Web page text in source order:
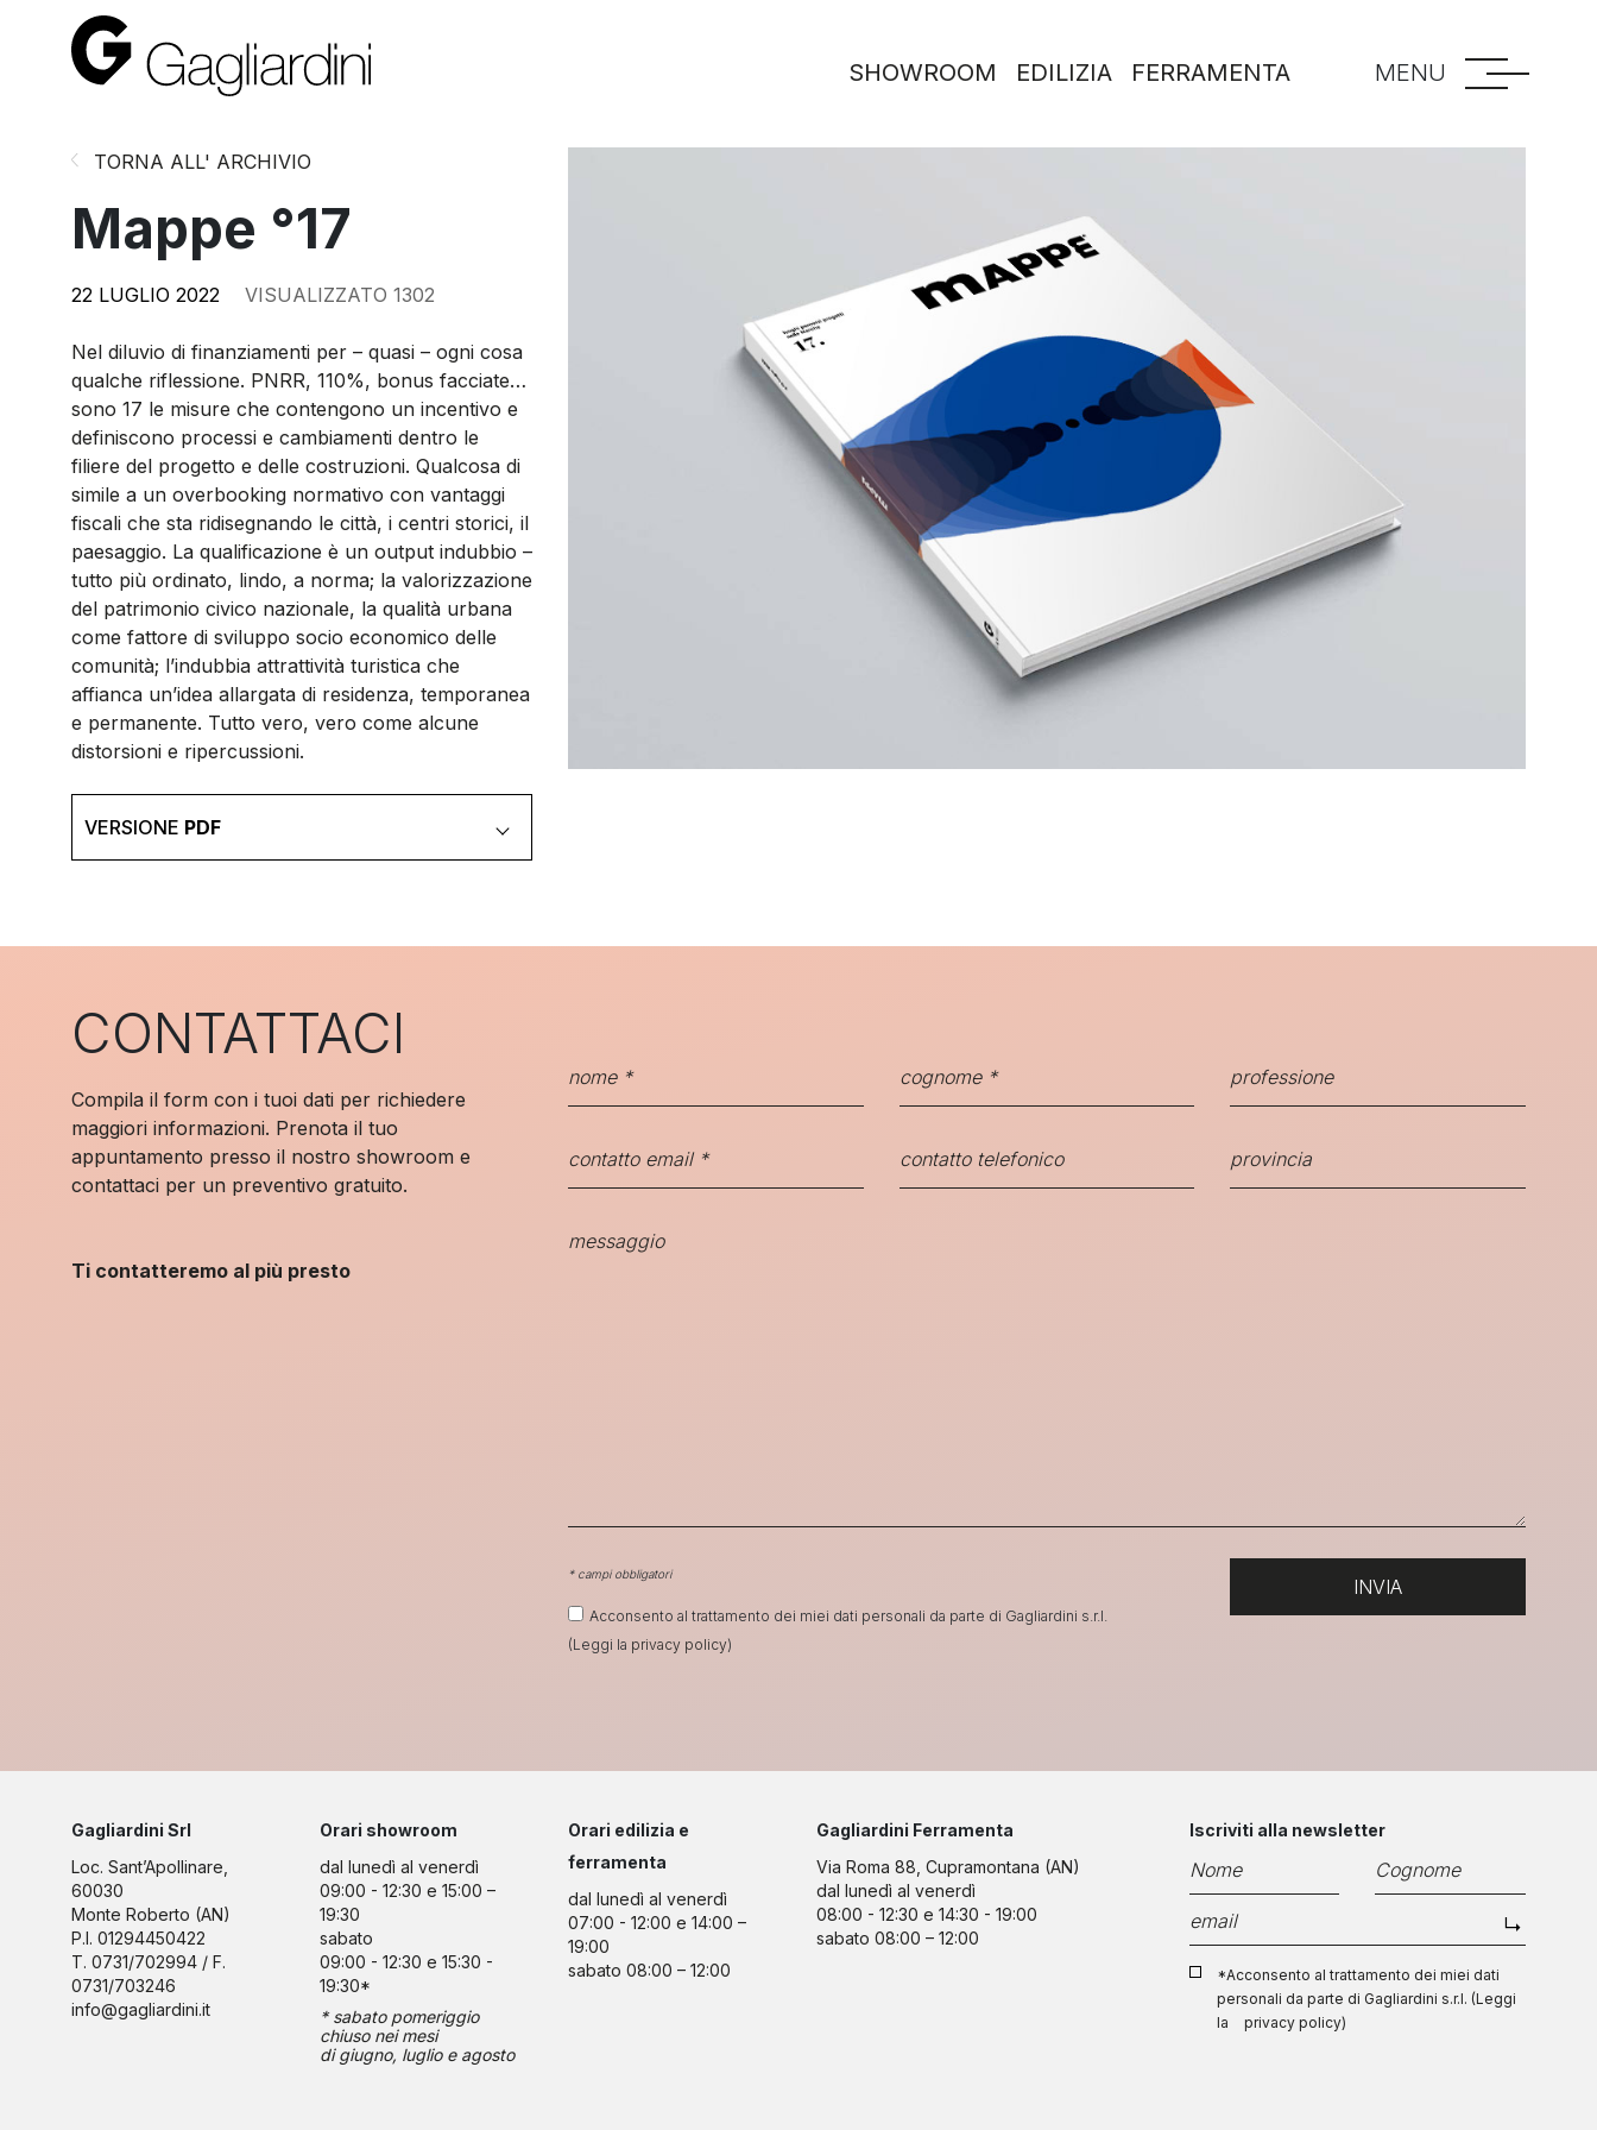
SHOWROOM EDILIZIA FERRAMENTA MENU
TORNA ALL' ARCHIVIO
Mappe °17
22 LUGLIO 2022 VISUALIZZATO 1302
Nel diluvio di finanziamenti per – quasi – ogni cosa
qualche riflessione. PNRR, 110%, bonus facciate…
sono 17 le misure che contengono un incentivo e
definiscono processi e cambiamenti dentro le
filiere del progetto e delle costruzioni. Qualcosa di
simile a un overbooking normativo con vantaggi
fiscali che sta ridisegnando le città, i centri storici, il
paesaggio. La qualificazione è un output indubbio –
tutto più ordinato, lindo, a norma; la valorizzazione
del patrimonio civico nazionale, la qualità urbana
come fattore di sviluppo socio economico delle
comunità; l’indubbia attrattività turistica che
affianca un’idea allargata di residenza, temporanea
e permanente. Tutto vero, vero come alcune
distorsioni e ripercussioni.
VERSIONE PDF
CONTATTACI
Compila il form con i tuoi dati per richiedere
maggiori informazioni. Prenota il tuo
appuntamento presso il nostro showroom e
contattaci per un preventivo gratuito.
Ti contatteremo al più presto
* campi obbligatori
Acconsento al trattamento dei miei dati personali da parte di Gagliardini s.r.l.
(Leggi la privacy policy)
Gagliardini Srl
Loc. Sant’Apollinare,
60030
Monte Roberto (AN)
P.I. 01294450422
T. 0731/702994 / F.
0731/703246
info@gagliardini.it
Orari showroom
dal lunedì al venerdì
09:00 - 12:30 e 15:00 –
19:30
sabato
09:00 - 12:30 e 15:30 -
19:30*
* sabato pomeriggio
chiuso nei mesi
di giugno, luglio e agosto
Orari edilizia e
ferramenta
dal lunedì al venerdì
07:00 - 12:00 e 14:00 –
19:00
sabato 08:00 – 12:00
Gagliardini Ferramenta
Via Roma 88, Cupramontana (AN)
dal lunedì al venerdì
08:00 - 12:30 e 14:30 - 19:00
sabato 08:00 – 12:00
Iscriviti alla newsletter
*Acconsento al trattamento dei miei dati
personali da parte di Gagliardini s.r.l. (Leggi
la
privacy policy)